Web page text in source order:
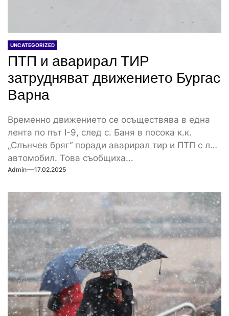
UNCATEGORIZED
ПТП и аварирал ТИР
затрудняват движението Бургас
Варна
Временно движението се осъществява в една
лента по път I-9, след с. Баня в посока к.к.
„Слънчев бряг“ поради аварирал тир и ПТП с лек
автомобил. Това съобщиха...
Admin 17.02.2025